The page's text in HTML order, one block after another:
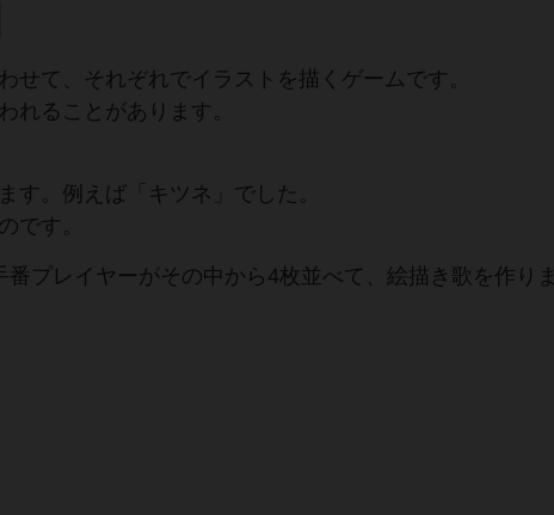
せて、それぞれでイラストを描くゲームです。
れることがあります。
す。例えば「キツネ」でした。
です。
プレイヤーがその中から4枚並べて、絵描き歌を作りま